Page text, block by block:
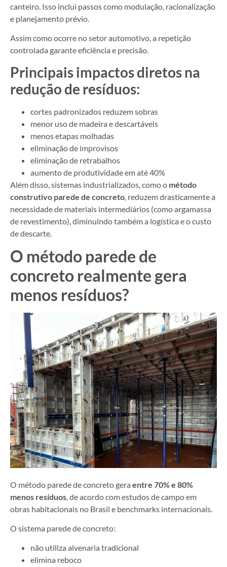
canteiro. Isso inclui passos como modulação, racionalização
e planejamento prévio.
Assim como ocorre no setor automotivo, a repetição
controlada garante eficiência e precisão.
Principais impactos diretos na
redução de resíduos:
cortes padronizados reduzem sobras
menor uso de madeira e descartáveis
menos etapas molhadas
eliminação de improvisos
eliminação de retrabalhos
aumento de produtividade em até 40%
Além disso, sistemas industrializados, como o método
construtivo parede de concreto, reduzem drasticamente a
necessidade de materiais intermediários (como argamassa
de revestimento), diminuindo também a logística e o custo
de descarte.
O método parede de
concreto realmente gera
menos resíduos?
O método parede de concreto gera entre 70% e 80%
menos resíduos , de acordo com estudos de campo em
obras habitacionais no Brasil e benchmarks internacionais.
O sistema parede de concreto:
não utiliza alvenaria tradicional
elimina reboco